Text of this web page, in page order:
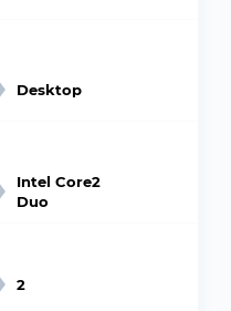
Desktop
Intel Core2
Duo
2